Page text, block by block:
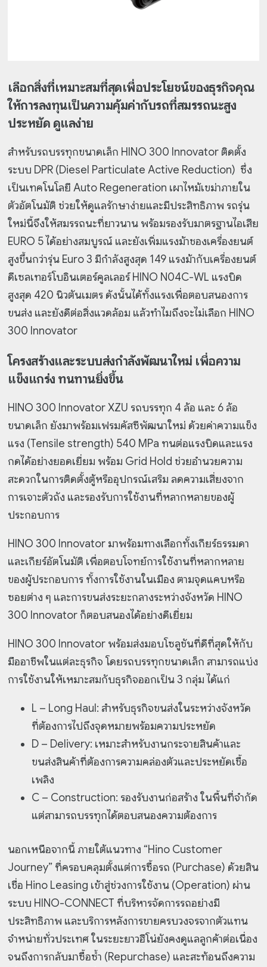
เลือกสิ่งที่เหมาะสมที่สุดเพื่อประโยชน์ของธุรกิจคุณ
ให้การลงทุนเป็นความคุ้มค่ากับรถที่สมรรถนะสูง
ประหยัด ดูแลง่าย
สำหรับรถบรรทุกขนาดเล็ก HINO 300 Innovator ติดตั้ง
ระบบ DPR (Diesel Particulate Active Reduction) ซึ่ง
เป็นเทคโนโลยี Auto Regeneration เผาไหม้เขม่าภายใน
ตัวอัตโนมัติ ช่วยให้ดูแลรักษาง่ายและมีประสิทธิภาพ รถรุ่น
ใหม่นี้จึงให้สมรรถนะที่ยาวนาน พร้อมรองรับมาตรฐานไอเสีย
EURO 5 ได้อย่างสมบูรณ์ และยังเพิ่มแรงม้าชองเครื่องยนต์
สูงขึ้นกว่ารุ่น Euro 3 มีกำลังสูงสุด 149 แรงม้ากับเครื่องยนต์
ดีเซลเทอร์โบอินเตอร์คูลเลอร์ HINO N04C-WL แรงบิด
สูงสุด 420 นิวตันเมตร ดังนั้นได้ทั้งแรงเพื่อตอบสนองการ
ขนส่ง และยังดีต่อสิ่งแวดล้อม แล้วทำไมถึงจะไม่เลือก HINO
300 Innovator
โครงสร้างและระบบส่งกำลังพัฒนาใหม่ เพื่อความ
แข็งแกร่ง ทนทานยิ่งขึ้น
HINO 300 Innovator XZU รถบรรทุก 4 ล้อ และ 6 ล้อ
ขนาดเล็ก ยังมาพร้อมเฟรมคัสซีพัฒนาใหม่ ด้วยค่าความแข็ง
แรง (Tensile strength) 540 MPa ทนต่อแรงบิดและแรง
กดได้อย่างยอดเยี่ยม พร้อม Grid Hold ช่วยอำนวยความ
สะดวกในการติดตั้งตู้หรืออุปกรณ์เสริม ลดความเสี่ยงจาก
การเจาะตัวถัง และรองรับการใช้งานที่หลากหลายของผู้
ประกอบการ
HINO 300 Innovator มาพร้อมทางเลือกทั้งเกียร์ธรรมดา
และเกียร์อัตโนมัติ เพื่อตอบโจทย์การใช้งานที่หลากหลาย
ของผู้ประกอบการ ทั้งการใช้งานในเมือง ตามจุดแคบหรือ
ซอยต่าง ๆ และการขนส่งระยะกลางระหว่างจังหวัด HINO
300 Innovator ก็ตอบสนองได้อย่างดีเยี่ยม
HINO 300 Innovator พร้อมส่งมอบโซลูชันที่ดีที่สุดให้กับ
มืออาชีพในแต่ละธุรกิจ โดยรถบรรทุกขนาดเล็ก สามารถแบ่ง
การใช้งานให้เหมาะสมกับธุรกิจออกเป็น 3 กลุ่ม ได้แก่
L – Long Haul: สำหรับธุรกิจขนส่งในระหว่างจังหวัด
ที่ต้องการไปถึงจุดหมายพร้อมความประหยัด
D – Delivery: เหมาะสำหรับงานกระจายสินค้าและ
ขนส่งสินค้าที่ต้องการความคล่องตัวและประหยัดเชื้อ
เพลิง
C – Construction: รองรับงานก่อสร้าง ในพื้นที่จำกัด
แต่สามารถบรรทุกได้ตอบสนองความต้องการ
นอกเหนือจากนี้ ภายใต้แนวทาง “Hino Customer
Journey” ที่ครอบคลุมตั้งแต่การซื้อรถ (Purchase) ด้วยสิน
เชื่อ Hino Leasing เข้าสู่ช่วงการใช้งาน (Operation) ผ่าน
ระบบ HINO-CONNECT ที่บริหารจัดการรถอย่างมี
ประสิทธิภาพ และบริการหลังการขายครบวงจรจากตัวแทน
จำหน่ายทั่วประเทศ ในระยะยาวฮีโน่ยังคงดูแลลูกค้าต่อเนื่อง
จนถึงการกลับมาซื้อซ้ำ (Repurchase) และสะท้อนถึงความ